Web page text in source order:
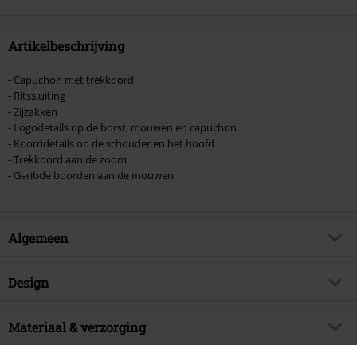
Artikelbeschrijving
- Capuchon met trekkoord
- Ritssluiting
- Zijzakken
- Logodetails op de borst, mouwen en capuchon
- Koorddetails op de schouder en het hoofd
- Trekkoord aan de zoom
- Geribde boorden aan de mouwen
Algemeen
Artikelnr.
Brand
Design
Producttype
Materiaal & verzorging